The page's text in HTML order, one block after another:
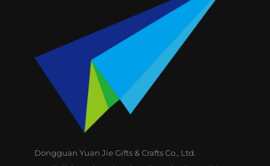
Dongguan Yuan Jie Gifts & Crafts Co., Ltd.